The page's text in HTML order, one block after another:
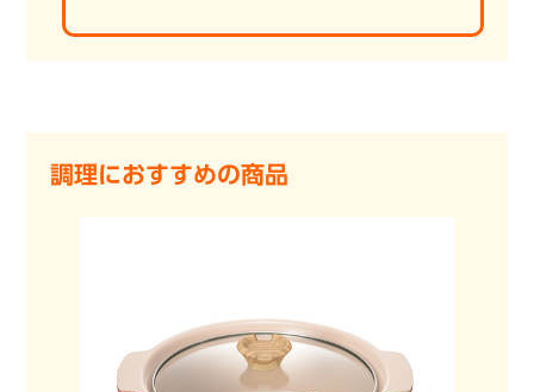
調理におすすめの商品